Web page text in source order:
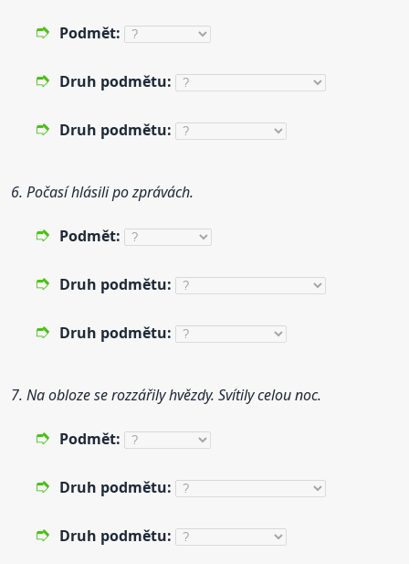
Podmět:
Druh podmětu:
Druh podmětu:
6. Počasí hlásili po zprávách.
Podmět:
Druh podmětu:
Druh podmětu:
7. Na obloze se rozzářily hvězdy. Svítily celou noc.
Podmět:
Druh podmětu:
Druh podmětu: